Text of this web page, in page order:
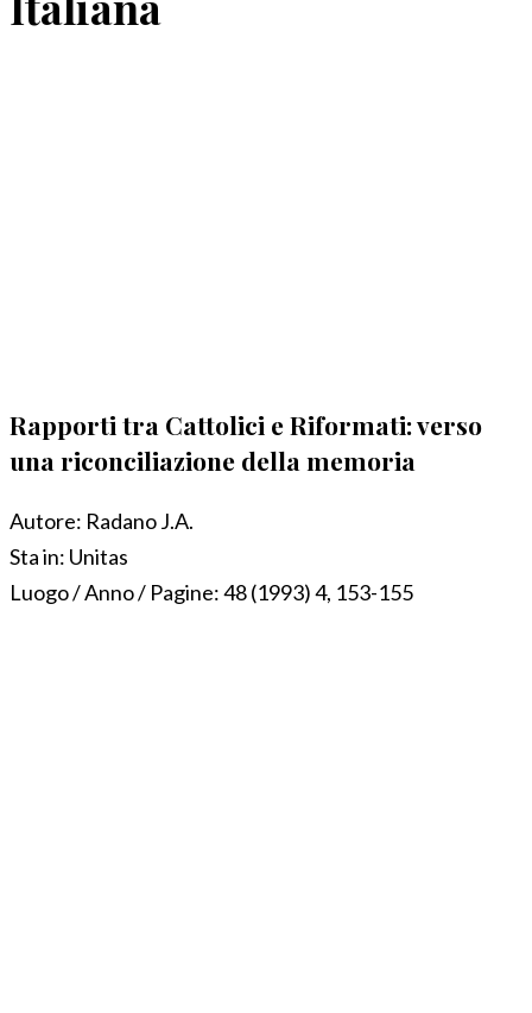
Rapporti tra Cattolici e Riformati: verso
una riconciliazione della memoria
Autore: Radano J.A.
Sta in: Unitas
Luogo / Anno / Pagine:48 (1993) 4, 153-155